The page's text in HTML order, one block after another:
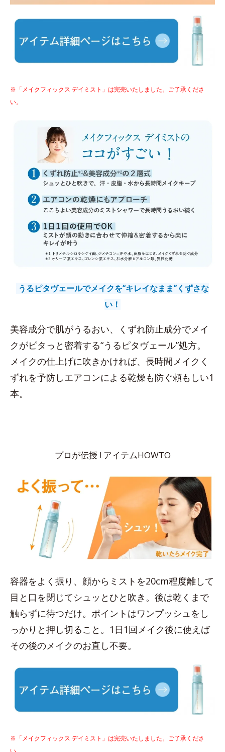
※「メイクフィックス デイミスト」は完売いたしました。ご了承くださ
い。
うるピタヴェールでメイクを“キレイなまま”くずさな
い！
美容成分で肌がうるおい、くずれ防止成分でメイ
クがピタっと密着する“うるピタヴェール”処方。
メイクの仕上げに吹きかければ、長時間メイクく
ずれを予防しエアコンによる乾燥も防ぐ頼もしい1
本。
プロが伝授 ! アイテムHOWTO
容器をよく振り、顔からミストを20cm程度離して
目と口を閉じてシュッとひと吹き。後は乾くまで
触らずに待つだけ。ポイントはワンプッシュをし
っかりと押し切ること。1日1回メイク後に使えば
その後のメイクのお直し不要。
※「メイクフィックス デイミスト」は完売いたしました。ご了承くださ